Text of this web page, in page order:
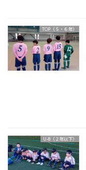
TOP（５・６年）
U-8（２年以下）